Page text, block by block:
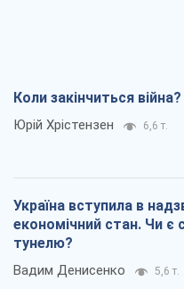
Коли закінчиться війна?
Юрій Хрістензен 6,6 т.
Україна вступила в
економічний стан. Чи є
тунелю?
Вадим Денисенко 5,6 т.